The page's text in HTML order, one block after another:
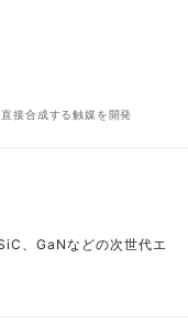
接合成する触媒を開発
、GaNなどの次世代エ